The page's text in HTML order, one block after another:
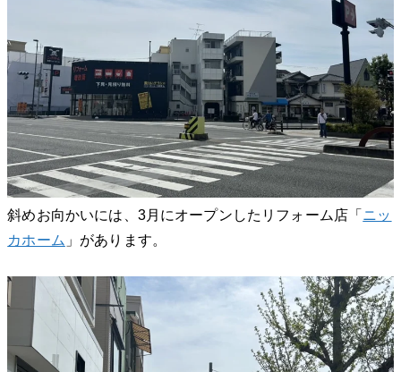
斜めお向かいには、3月にオープンしたリフォーム店「ニッ
カホーム 」があります。